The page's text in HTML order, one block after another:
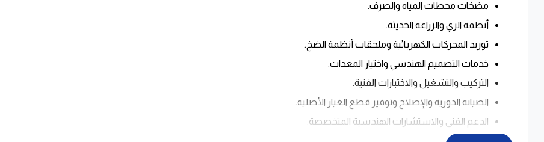
مضخات محطات المياه والصرف.
أنظمة الري والزراعة الحديثة.
توريد المحركات الكهربائية وملحقات أنظمة الضخ.
خدمات التصميم الهندسي واختيار المعدات.
التركيب والتشغيل والاختبارات الفنية.
الصيانة الدورية والإصلاح وتوفير قطع الغيار الأصلية.
الدعم الفني والاستشارات الهندسية المتخصصة.